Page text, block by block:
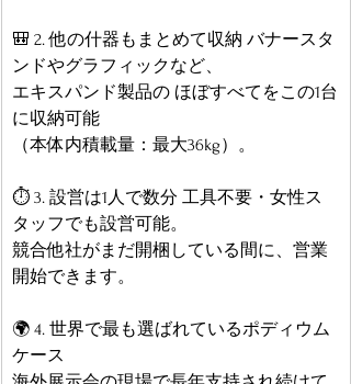
🎒 2. 他の什器もまとめて収納 バナースタ
ンドやグラフィックなど、
エキスパンド製品の ほぼすべてをこの1台
に収納可能
（本体内積載量：最大36kg）。
⏱ 3. 設営は1人で数分 工具不要・女性ス
タッフでも設営可能。
競合他社がまだ開梱している間に、営業
開始できます。
🌍 4. 世界で最も選ばれているポディウム
ケース